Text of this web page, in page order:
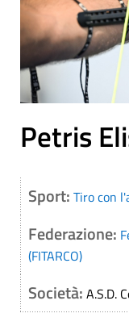
Petris
Sport: Tiro con
Federazione:
(FITARCO)
Società: A.S.D.